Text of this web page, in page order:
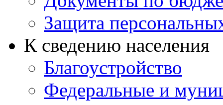
Защита
К сведению населения
Благоустройство
Федеральные и